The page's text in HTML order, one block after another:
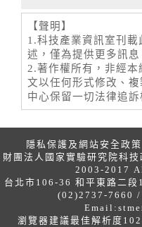
【聲明】
1.科技產業資訊室刊
述，僅為提供更多訊
2.著作權所有，非經本
文以任何形式修改、
中心保留一切法律追訴
隱私保護及網站安全政策
財團法人國家實驗研究院科
2003-2017
台北市106-36 和平東路二
(02)2737-7660
Email:
瀏覽器建議最佳解析度